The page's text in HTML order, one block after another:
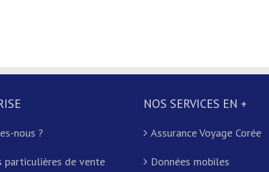
nous ?
particulières de vente
NOS SERVICES EN +
Assurance Voyage Corée
Données mobiles